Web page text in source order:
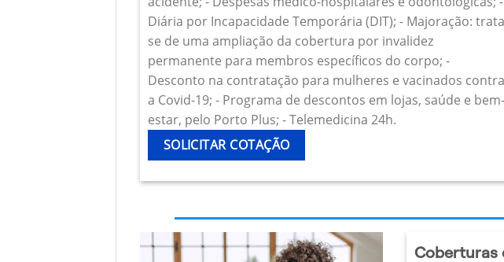
Diária por Incapacidade Temporária (DIT); - Majoração:
se de uma ampliação da cobertura por invalidez
permanente para membros específicos do corpo; -
Desconto na contratação para mulheres e vacinados contra
a Covid-19; - Programa de descontos em lojas, saúde e bem-
estar, pelo Porto Plus; - Telemedicina 24h.
SOLICITAR COTAÇÃO
Coberturas